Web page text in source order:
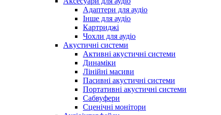
Адаптери для аудіо
Інше для аудіо
Картриджі
Чохли для аудіо
Акустичні системи
Активні акустичні системи
Динаміки
Лінійні масиви
Пасивні акустичні системи
Портативні акустичні системи
Сабвуфери
Сценічні монітори